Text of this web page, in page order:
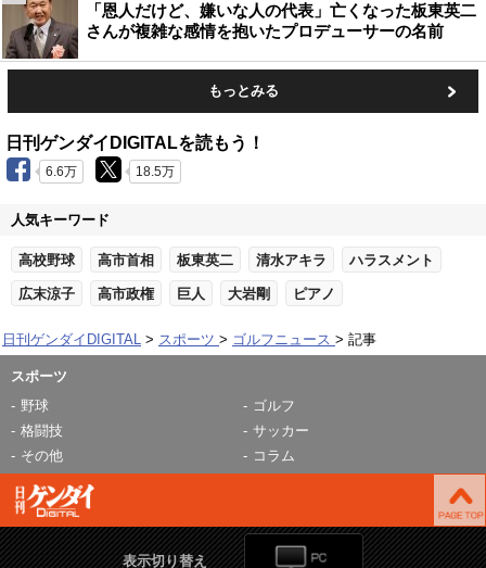
「恩人だけど、嫌いな人の代表」亡くなった板東英二
さんが複雑な感情を抱いたプロデューサーの名前
もっとみる
日刊ゲンダイDIGITALを読もう！
6.6万 18.5万
人気キーワード
高校野球 高市首相 板東英二 清水アキラ ハラスメント
広末涼子 高市政権 巨人 大岩剛 ピアノ
日刊ゲンダイDIGITAL スポーツ ゴルフニュース 記事
スポーツ
野球
ゴルフ
格闘技
サッカー
その他
コラム
表示切り替え